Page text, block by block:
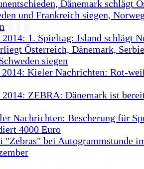
Dänemark schlägt
und Frankreich siegen,
1. Spieltag: Island schlägt
Österreich, Dänemark,
siegen
Kieler Nachrichten: Rot-
2014: ZEBRA: Dänemark ist
Nachrichten: Bescherung für
4000 Euro
"Zebras" bei Autogrammstunde